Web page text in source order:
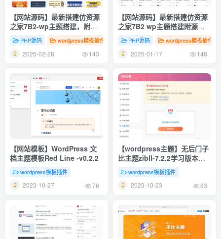
【网站源码】最新搭建仿资源
之家7B2-wp主题搭建，附源
码+搭建教程+一键采集（自动
转存）PHP源码 wordpress模板插件
2025-02-28 143
【网站源码】最新搭建仿资源
之家7B2 wp主题搭建附源码
适合做虚拟资源、商城、个人
博客网站
PHP源码 wordpress模板插件
2025-01-17 148
【网站模板】WordPress 文
档主题模板Red Line -v0.2.2
wordpress模板插件
2023-10-27 76
【wordpress主题】无后门子
比主题zibll-7.2.2学习版本免
wordpress模板插件
2023-10-23 63